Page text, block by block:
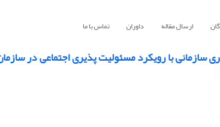
ارسال مقاله داوران تماس با ما
با رویکرد مسئولیت پذیری اجتماعی در